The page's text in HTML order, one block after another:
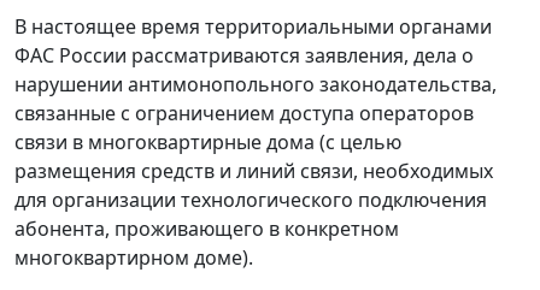
В настоящее время территориальными органами
ФАС России рассматриваются заявления, дела о
нарушении антимонопольного законодательства,
связанные с ограничением доступа операторов
связи в многоквартирные дома (с целью
размещения средств и линий связи, необходимых
для организации технологического подключения
абонента, проживающего в конкретном
многоквартирном доме).